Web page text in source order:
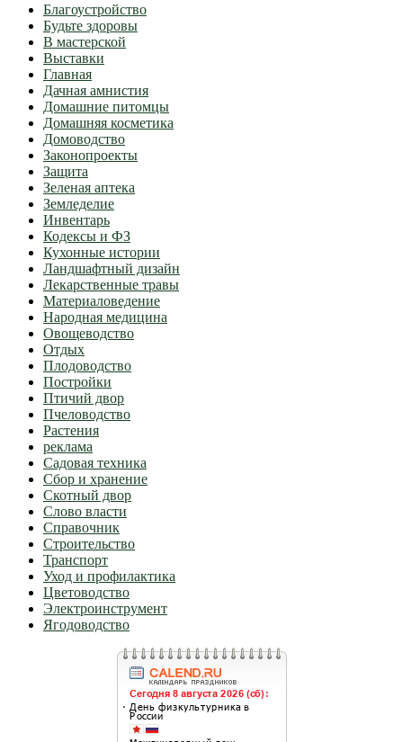
Благоустройство
Будьте здоровы
В мастерской
Выставки
Главная
Дачная амнистия
Домашние питомцы
Домашняя косметика
Домоводство
Законопроекты
Защита
Зеленая аптека
Земледелие
Инвентарь
Кодексы и ФЗ
Кухонные истории
Ландшафтный дизайн
Лекарственные травы
Материаловедение
Народная медицина
Овощеводство
Отдых
Плодоводство
Постройки
Птичий двор
Пчеловодство
Растения
реклама
Садовая техника
Сбор и хранение
Скотный двор
Слово власти
Справочник
Строительство
Транспорт
Уход и профилактика
Цветоводство
Электроинструмент
Ягодоводство